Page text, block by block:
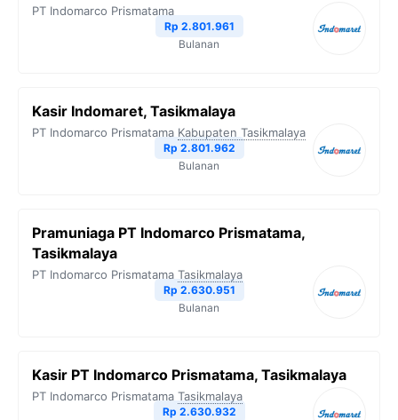
PT Indomarco Prismatama
Rp 2.801.961
Bulanan
Kasir Indomaret, Tasikmalaya
PT Indomarco Prismatama Kabupaten Tasikmalaya
Rp 2.801.962
Bulanan
Pramuniaga PT Indomarco Prismatama,
Tasikmalaya
PT Indomarco Prismatama Tasikmalaya
Rp 2.630.951
Bulanan
Kasir PT Indomarco Prismatama, Tasikmalaya
PT Indomarco Prismatama Tasikmalaya
Rp 2.630.932